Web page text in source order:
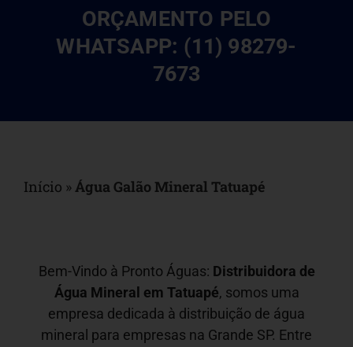
ORÇAMENTO PELO
WHATSAPP: (11) 98279-
7673
Início »Água Galão Mineral Tatuapé
Bem-Vindo à Pronto Águas: Distribuidora de
Água Mineral em Tatuapé, somos uma
empresa dedicada à distribuição de água
mineral para empresas na Grande SP. Entre